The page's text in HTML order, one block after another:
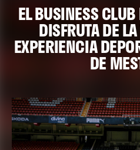
EL BUSINESS
DISFRUTA DE
EXPERIENCIA
DE